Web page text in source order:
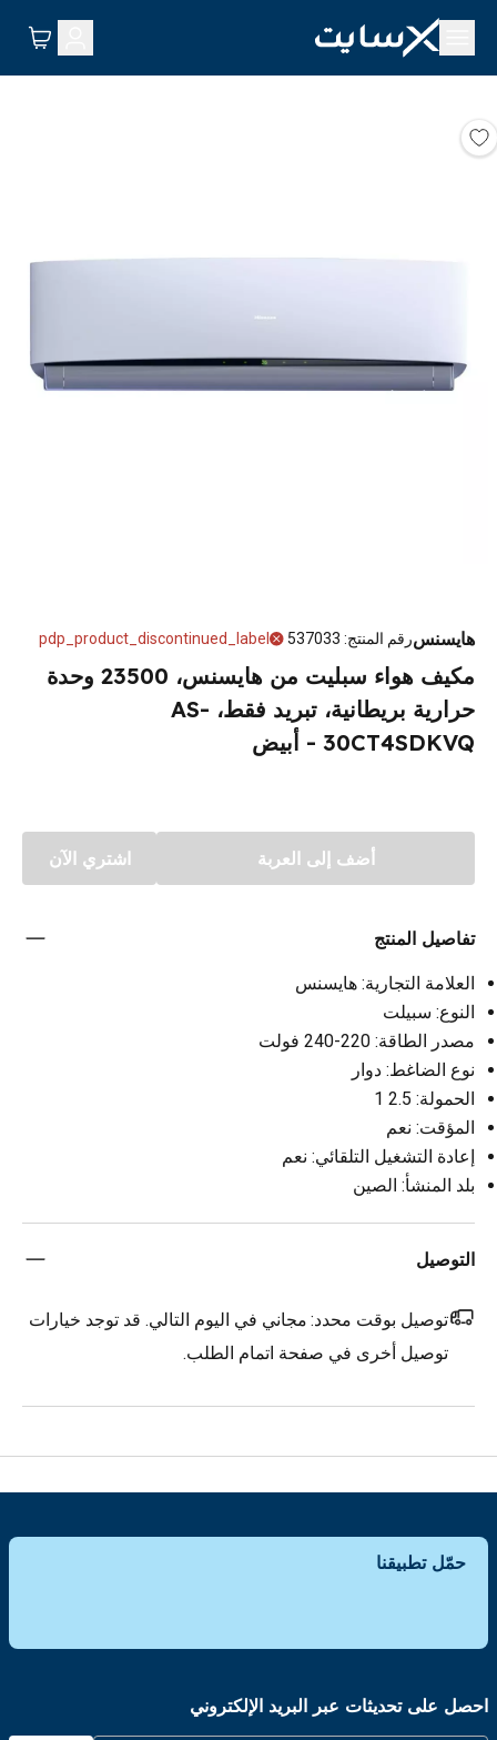
هايسنسرقم المنتج:
537033
pdp_product_discontinued_label
مكيف هواء سبليت من هايسنس، 23500 وحدة
حرارية بريطانية، تبريد فقط، AS-
30CT4SDKVQ - أبيض
أضف إلى العربة اشتري الآن
تفاصيل المنتج
العلامة التجارية: هايسنس
النوع: سبيلت
مصدر الطاقة: 220-240 فولت
نوع الضاغط: دوار
الحمولة: 2.5 1
المؤقت: نعم
إعادة التشغيل التلقائي: نعم
بلد المنشأ: الصين
التوصيل
توصيل بوقت محدد: مجاني في اليوم التالي. قد توجد خيارات
توصيل أخرى في صفحة اتمام الطلب.
حمّل تطبيقنا
احصل على تحديثات عبر البريد الإلكتروني